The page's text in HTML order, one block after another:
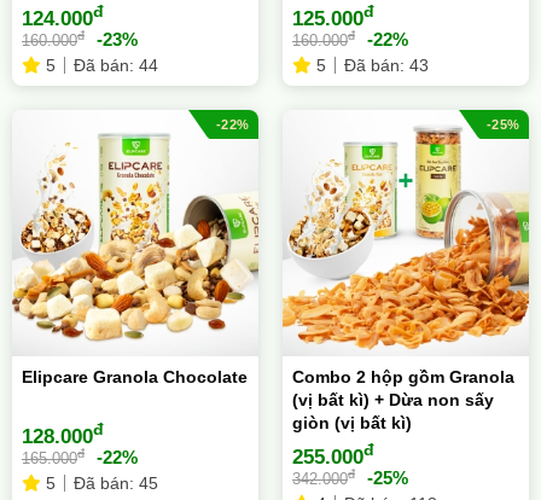
124.000đ
160.000đ -23%
5 Đã bán: 44
125.000đ
160.000đ -22%
5 Đã bán: 43
-22%
Elipcare Granola Chocolate
128.000đ
165.000đ -22%
5 Đã bán: 45
-25%
Combo 2 hộp gồm Granola
(vị bất kì) + Dừa non sấy
giòn (vị bất kì)
255.000đ
342.000đ -25%